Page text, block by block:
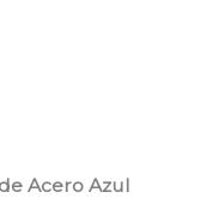
Acero Azul